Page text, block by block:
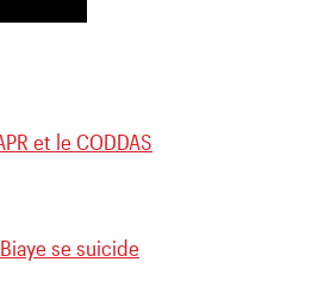
et le CODDAS
se suicide